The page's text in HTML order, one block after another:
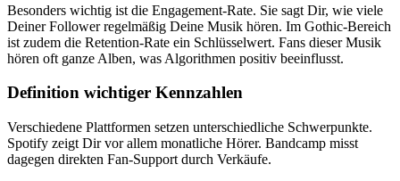
Besonders wichtig ist die Engagement-Rate. Sie sagt Dir, wie viele
Deiner Follower regelmäßig Deine Musik hören. Im Gothic-Bereich
ist zudem die Retention-Rate ein Schlüsselwert. Fans dieser Musik
hören oft ganze Alben, was Algorithmen positiv beeinflusst.
Definition wichtiger Kennzahlen
Verschiedene Plattformen setzen unterschiedliche Schwerpunkte.
Spotify zeigt Dir vor allem monatliche Hörer. Bandcamp misst
dagegen direkten Fan-Support durch Verkäufe.